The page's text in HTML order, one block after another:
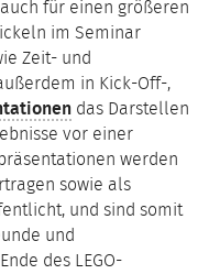
für einen größeren
im Seminar
Zeit- und
in Kick-Off-,
das Darstellen
vor einer
werden
sowie als
und sind somit
und
des LEGO-